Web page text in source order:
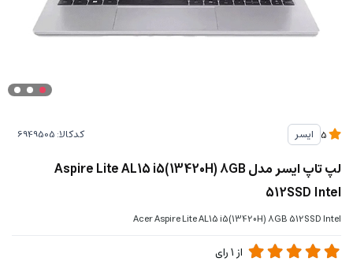
ایسر کدکالا:
لپ تاپ ایسر مدل Aspire Lite AL15 i5(13420H) 8GB
512SSD Intel
Acer Aspire Lite AL15 i5(13420H) 8GB 512SSD Intel
از 1رای